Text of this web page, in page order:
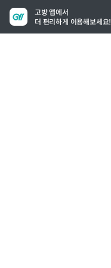
고방 앱에서
더 편리하게 이용해보세요!